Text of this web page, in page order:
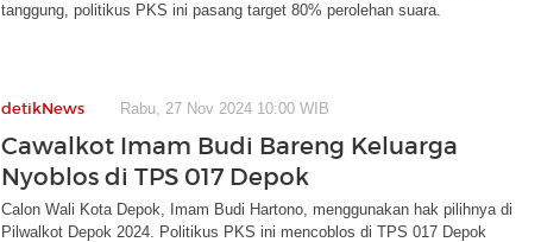
tanggung, politikus PKS ini pasang target 80% perolehan suara.
detikNews Rabu, 27 Nov 2024 10:00 WIB
Cawalkot Imam Budi Bareng Keluarga
Nyoblos di TPS 017 Depok
Calon Wali Kota Depok, Imam Budi Hartono, menggunakan hak pilihnya di
Pilwalkot Depok 2024. Politikus PKS ini mencoblos di TPS 017 Depok